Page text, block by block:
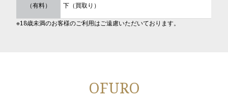
（有料）
下（買取り）
※18歳未満のお客様のご利用はご遠慮いただいております。
OFURO